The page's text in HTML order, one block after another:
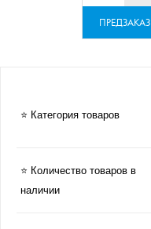
ПРЕДЗАКАЗ
⭐ Категория товаров
⭐ Количество товаров в
наличии